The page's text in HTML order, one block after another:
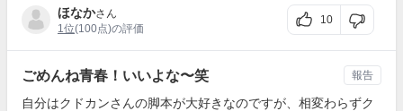
ほなかさん
1位(100点)の評価
10
ごめんね青春！いいよな〜笑
自分はクドカンさんの脚本が大好きなのですが、相変わらずク
報告